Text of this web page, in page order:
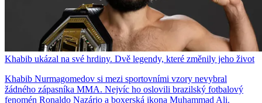
Khabib ukázal na své hrdiny. Dvě legendy, které změnily jeho život
Khabib Nurmagomedov si mezi sportovními vzory nevybral
žádného zápasníka MMA. Nejvíc ho oslovili brazilský fotbalový
fenomén Ronaldo Nazário a boxerská ikona Muhammad Ali.